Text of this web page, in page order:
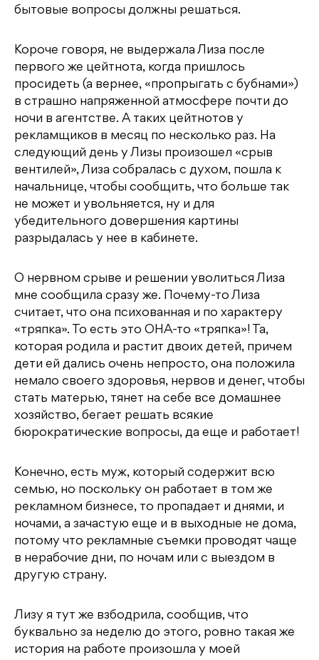
бытовые вопросы должны решаться.
Короче говоря, не выдержала Лиза после
первого же цейтнота, когда пришлось
просидеть (а вернее, «пропрыгать с бубнами»)
в страшно напряженной атмосфере почти до
ночи в агентстве. А таких цейтнотов у
рекламщиков в месяц по несколько раз. На
следующий день у Лизы произошел «срыв
вентилей», Лиза собралась с духом, пошла к
начальнице, чтобы сообщить, что больше так
не может и увольняется, ну и для
убедительного довершения картины
разрыдалась у нее в кабинете.
О нервном срыве и решении уволиться Лиза
мне сообщила сразу же. Почему-то Лиза
считает, что она психованная и по характеру
«тряпка». То есть это ОНА-то «тряпка»! Та,
которая родила и растит двоих детей, причем
дети ей дались очень непросто, она положила
немало своего здоровья, нервов и денег, чтобы
стать матерью, тянет на себе все домашнее
хозяйство, бегает решать всякие
бюрократические вопросы, да еще и работает!
Конечно, есть муж, который содержит всю
семью, но поскольку он работает в том же
рекламном бизнесе, то пропадает и днями, и
ночами, а зачастую еще и в выходные не дома,
потому что рекламные съемки проводят чаще
в нерабочие дни, по ночам или с выездом в
другую страну.
Лизу я тут же взбодрила, сообщив, что
буквально за неделю до этого, ровно такая же
история на работе произошла у моей